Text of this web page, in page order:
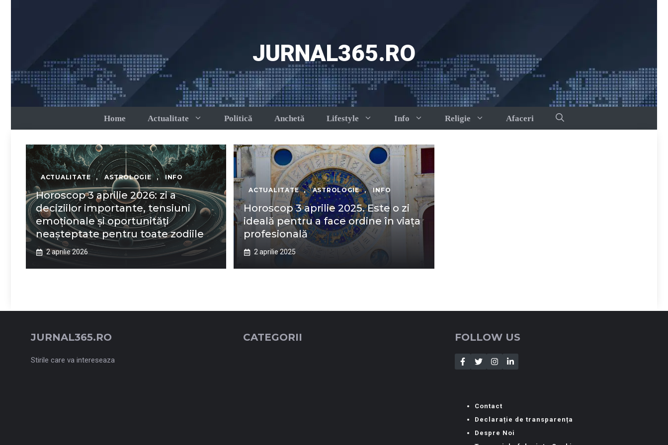
JURNAL365.RO
Home Actualitate Politică Anchetă Lifestyle Info Religie Afaceri
ACTUALITATE , ASTROLOGIE , INFO
Horoscop 3 aprilie 2026: zi a
deciziilor importante, tensiuni
emoționale și oportunități
neașteptate pentru toate zodiile
2 aprilie 2026
ACTUALITATE , ASTROLOGIE , INFO
Horoscop 3 aprilie 2025. Este o zi
ideală pentru a face ordine în viața
profesională
2 aprilie 2025
JURNAL365.RO
Stirile care va intereseaza
CATEGORII FOLLOW US
Contact
Declarație de transparența
Despre Noi